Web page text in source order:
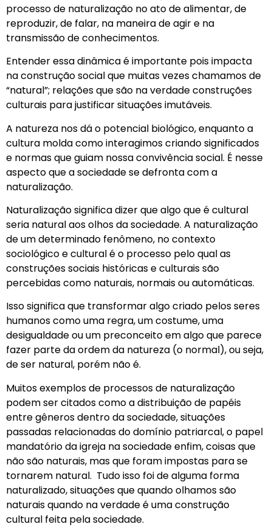
processo de naturalização no ato de alimentar, de
reproduzir, de falar, na maneira de agir e na
transmissão de conhecimentos.
Entender essa dinâmica é importante pois impacta
na construção social que muitas vezes chamamos de
“natural”; relações que são na verdade construções
culturais para justificar situações imutáveis.
A natureza nos dá o potencial biológico, enquanto a
cultura molda como interagimos criando significados
e normas que guiam nossa convivência social. É nesse
aspecto que a sociedade se defronta com a
naturalização.
Naturalização significa dizer que algo que é cultural
seria natural aos olhos da sociedade. A naturalização
de um determinado fenômeno, no contexto
sociológico e cultural é o processo pelo qual as
construções sociais históricas e culturais são
percebidas como naturais, normais ou automáticas.
Isso significa que transformar algo criado pelos seres
humanos como uma regra, um costume, uma
desigualdade ou um preconceito em algo que parece
fazer parte da ordem da natureza (o normal), ou seja,
de ser natural, porém não é.
Muitos exemplos de processos de naturalização
podem ser citados como a distribuição de papéis
entre gêneros dentro da sociedade, situações
passadas relacionadas do domínio patriarcal, o papel
mandatório da igreja na sociedade enfim, coisas que
não são naturais, mas que foram impostas para se
tornarem natural. Tudo isso foi de alguma forma
naturalizado, situações que quando olhamos são
naturais quando na verdade é uma construção
cultural feita pela sociedade.